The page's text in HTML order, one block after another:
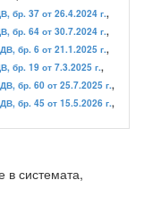
бр. 37 от 26.4.2024 г.,
бр. 64 от 30.7.2024 г.,
ДВ, бр. 6 от 21.1.2025 г.,
бр. 19 от 7.3.2025 г.,
ДВ, бр. 60 от 25.7.2025 г.,
ДВ, бр. 45 от 15.5.2026 г.,
в системата,